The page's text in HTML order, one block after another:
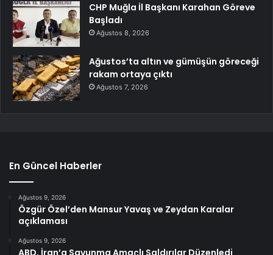
CHP Muğla İl Başkanı Karahan Göreve
Başladı
Ağustos 8, 2026
Ağustos’ta altın ve gümüşün göreceği
rakam ortaya çıktı
Ağustos 7, 2026
En Güncel Haberler
Ağustos 9, 2026
Özgür Özel’den Mansur Yavaş ve Zeydan Karalar
açıklaması
Ağustos 9, 2026
ABD, İran’a Savunma Amaçlı Saldırılar Düzenledi